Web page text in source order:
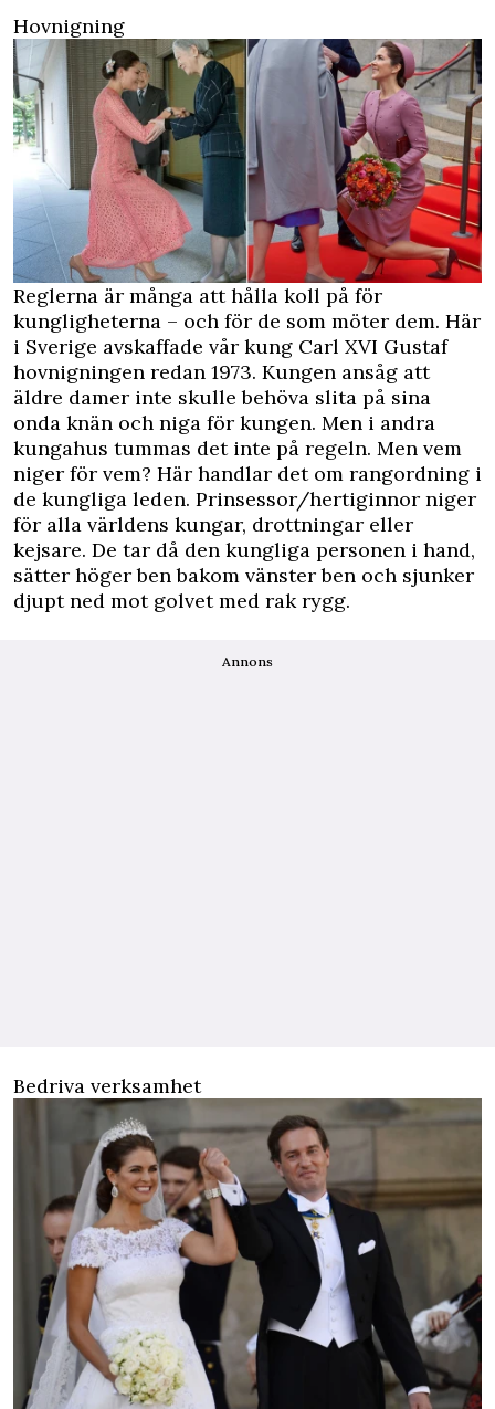
Hovnigning
Reglerna är många att hålla koll på för
kungligheterna – och för de som möter dem. Här
i Sverige avskaffade vår kung Carl XVI Gustaf
hovnigningen redan 1973. Kungen ansåg att
äldre damer inte skulle behöva slita på sina
onda knän och niga för kungen. Men i andra
kungahus tummas det inte på regeln. Men vem
niger för vem? Här handlar det om rangordning i
de kungliga leden. Prinsessor/hertiginnor niger
för alla världens kungar, drottningar eller
kejsare. De tar då den kungliga personen i hand,
sätter höger ben bakom vänster ben och sjunker
djupt ned mot golvet med rak rygg.
Annons
Bedriva verksamhet